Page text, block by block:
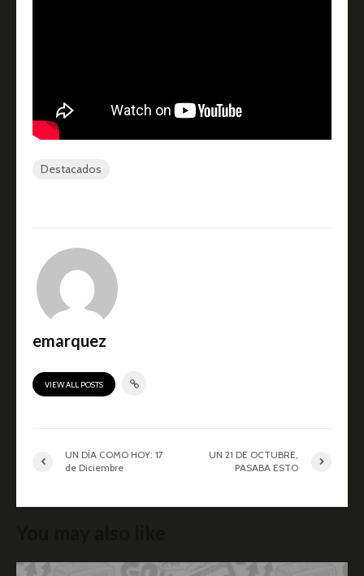
Destacados
emarquez
VIEW ALL POSTS
UN DÍA COMO HOY: 17
de Diciembre
UN 21 DE OCTUBRE,
PASABA ESTO